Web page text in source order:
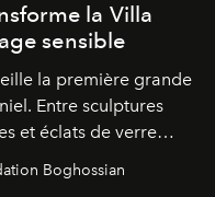
la Villa
sensible
la première grande
Entre sculptures
et éclats de verre
un itinéraire
le souvenir
Boghossian